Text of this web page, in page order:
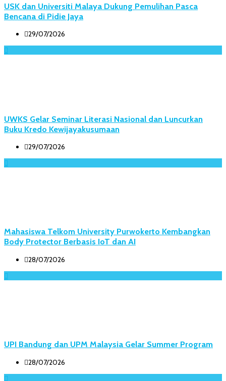
USK dan Universiti Malaya Dukung Pemulihan Pasca
Bencana di Pidie Jaya
29/07/2026
UWKS Gelar Seminar Literasi Nasional dan Luncurkan
Buku Kredo Kewijayakusumaan
29/07/2026
Mahasiswa Telkom University Purwokerto Kembangkan
Body Protector Berbasis IoT dan AI
28/07/2026
UPI Bandung dan UPM Malaysia Gelar Summer Program
28/07/2026